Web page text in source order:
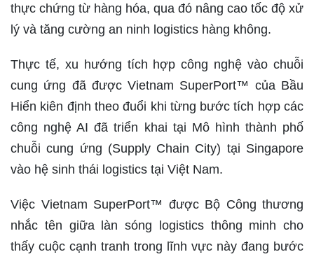
thực chứng từ hàng hóa, qua đó nâng cao tốc độ xử
lý và tăng cường an ninh logistics hàng không.
Thực tế, xu hướng tích hợp công nghệ vào chuỗi
cung ứng đã được Vietnam SuperPort™ của Bầu
Hiển kiên định theo đuổi khi từng bước tích hợp các
công nghệ AI đã triển khai tại Mô hình thành phố
chuỗi cung ứng (Supply Chain City) tại Singapore
vào hệ sinh thái logistics tại Việt Nam.
Việc Vietnam SuperPort™ được Bộ Công thương
nhắc tên giữa làn sóng logistics thông minh cho
thấy cuộc cạnh tranh trong lĩnh vực này đang bước